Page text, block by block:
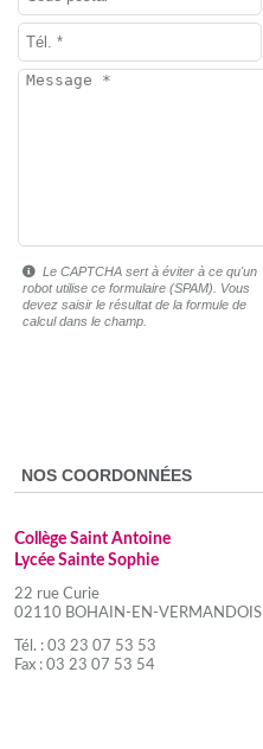
Le CAPTCHA sert à éviter à ce qu'un
robot utilise ce formulaire (SPAM). Vous
devez saisir le résultat de la formule de
calcul dans le champ.
NOS COORDONNÉES
Collège Saint Antoine
Lycée Sainte Sophie
22 rue Curie
02110 BOHAIN-EN-VERMANDOIS
Tél. : 03 23 07 53 53
Fax : 03 23 07 53 54